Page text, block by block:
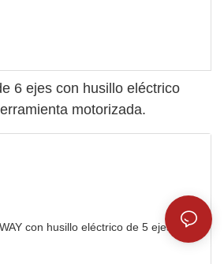
6 ejes con husillo eléctrico
motorizada.